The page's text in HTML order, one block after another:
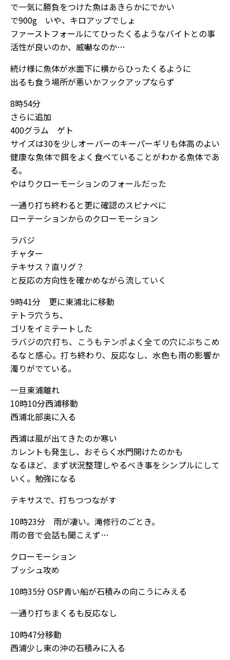
で一気に勝負をつけた魚はあきらかにでかい
で900g いや、キロアップでしょ
ファーストフォールにてひったくるようなバイトとの事
活性が良いのか、威嚇なのか…
続け様に魚体が水面下に横からひったくるように
出るも食う場所が悪いかフックアップならず
8時54分
さらに追加
400グラム ゲト
サイズは30を少しオーバーのキーパーギリも体高のよい
健康な魚体で餌をよく食べていることがわかる魚体であ
る。
やはりクローモーションのフォールだった
一通り打ち終わると更に確認のスピナベに
ローテーションからのクローモーション
ラバジ
チャター
テキサス？直リグ？
と反応の方向性を確かめながら流していく
9時41分 更に東浦北に移動
テトラ穴うち、
ゴリをイミテートした
ラバジの穴打ち、こうもテンポよく全ての穴にぶちこめ
るなと感心。打ち終わり、反応なし、水色も雨の影響か
濁りがでている。
一旦東浦離れ
10時10分西浦移動
西浦北部奥に入る
西浦は風が出てきたのか寒い
カレントも発生し、おそらく水門開けたのかも
なるほど、まず状況整理しやるべき事をシンプルにして
いく。勉強になる
テキサスで、打ちつつながす
10時23分 雨が凄い。滝修行のごとき。
雨の音で会話も聞こえず…
クローモーション
ブッシュ攻め
10時35分 OSP青い船が石積みの向こうにみえる
一通り打ちまくるも反応なし
10時47分移動
西浦少し東の沖の石積みに入る